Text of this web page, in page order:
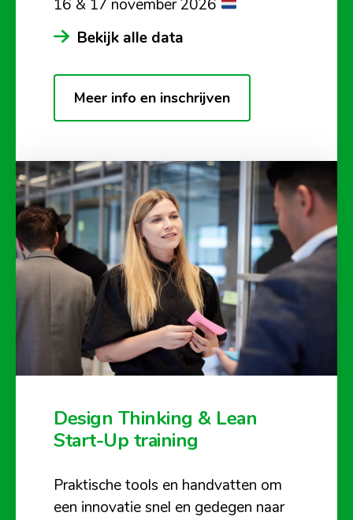
16 & 17 november 2026
Bekijk alle data
Meer info en inschrijven
Design Thinking & Lean
Start-Up training
Praktische tools en handvatten om
een innovatie snel en gedegen naar